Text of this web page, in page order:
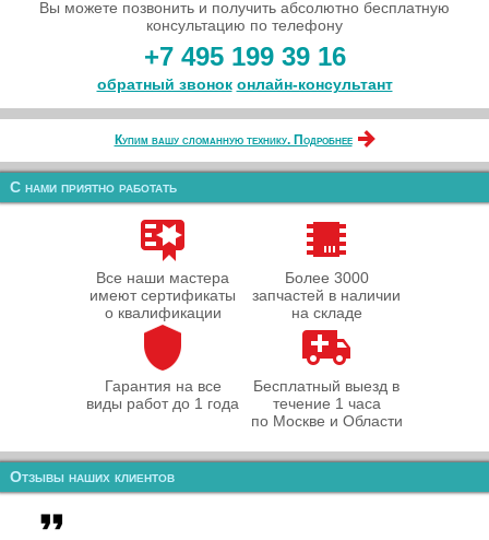
Вы можете позвонить и получить абсолютно бесплатную
консультацию по телефону
+7 495 199 39 16
обратный звонок онлайн‑консультант
Купим вашу сломанную технику. Подробнее
С нами приятно работать
Все наши мастера
имеют сертификаты
о квалификации
Более 3000
запчастей в наличии
на складе
Гарантия на все
виды работ до 1 года
Бесплатный выезд в
течение 1 часа
по Москве и Области
Отзывы наших клиентов